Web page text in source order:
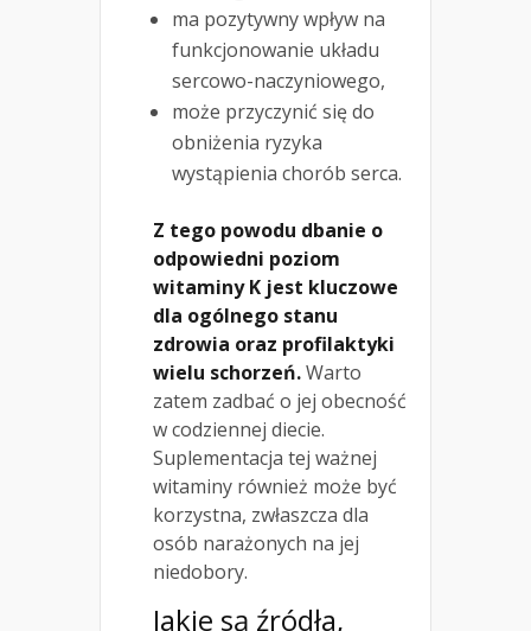
ma pozytywny wpływ na
funkcjonowanie układu
sercowo-naczyniowego,
może przyczynić się do
obniżenia ryzyka
wystąpienia chorób serca.
Z tego powodu dbanie o
odpowiedni poziom
witaminy K jest kluczowe
dla ogólnego stanu
zdrowia oraz profilaktyki
wielu schorzeń.Warto
zatem zadbać o jej obecność
w codziennej diecie.
Suplementacja tej ważnej
witaminy również może być
korzystna, zwłaszcza dla
osób narażonych na jej
niedobory.
Jakie są źródła,